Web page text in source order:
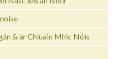
& ar Chluain Mhic Nóis